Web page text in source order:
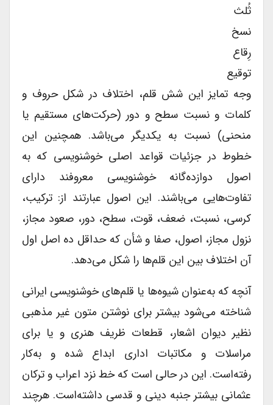
ثُلث
نسخ
رِقاع
توقیع
وجه تمایز این شش قلم، اختلاف در شکل حروف و
کلمات و نسبت سطح و دور (حرکت‌های مستقیم یا
منحنی) نسبت به یکدیگر می‌باشد. همچنین این
خطوط در جزئیات قواعد اصلی خوشنویسی که به
اصول دوازده‌گانه خوشنویسی معروفند دارای
تفاوت‌هایی می‌باشند. این اصول عبارتند از: ترکیب،
کرسی، نسبت، ضعف، قوت، سطح، دور، صعود مجاز،
نزول مجاز، اصول، صفا و شأن که حداقل ده اصل اول
آن اختلاف بین این قلم‌ها را شکل می‌دهد.
آنچه که به‌عنوان شیوه‌ها یا قلم‌های خوشنویسی ایرانی
شناخته می‌شود بیشتر برای نوشتن متون غیر مذهبی
نظیر دیوان اشعار، قطعات ظریف هنری و یا برای
مراسلات و مکاتبات اداری ابداع شده و به‌کار
رفته‌است. این در حالی است که خط نزد اعراب و ترکان
عثمانی بیشتر جنبه دینی و قدسی داشته‌است. هرچند